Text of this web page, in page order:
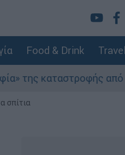
Food & Drink Travel
από τις
σπίτια